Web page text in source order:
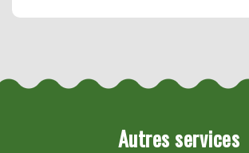
Autres services